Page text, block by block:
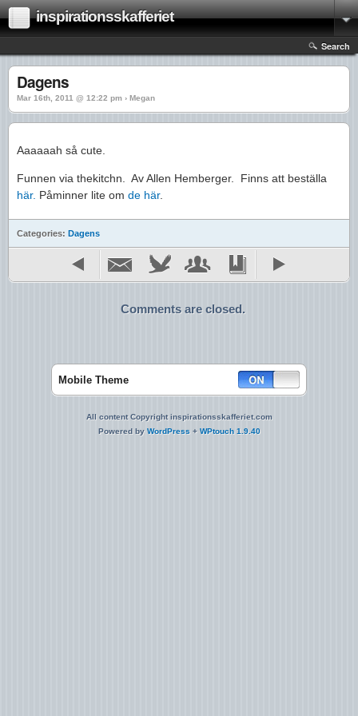
inspirationsskafferiet
Search
Dagens
Mar 16th, 2011 @ 12:22 pm › Megan
Aaaaaah så cute.
Funnen via thekitchn. Av Allen Hemberger. Finns att beställa
här. Påminner lite om de här.
Categories: Dagens
Comments are closed.
Mobile Theme
All content Copyright inspirationsskafferiet.com
Powered by WordPress + WPtouch 1.9.40